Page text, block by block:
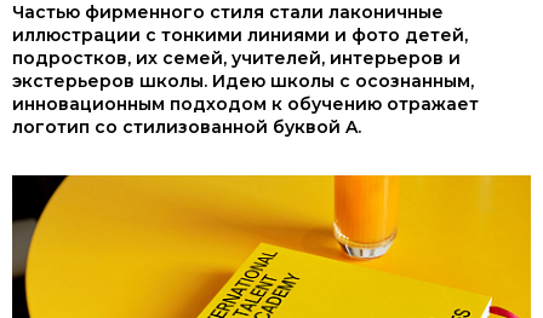
Частью фирменного стиля стали лаконичные
иллюстрации с тонкими линиями и фото детей,
подростков, их семей, учителей, интерьеров и
экстерьеров школы. Идею школы с осознанным,
инновационным подходом к обучению отражает
логотип со стилизованной буквой A.